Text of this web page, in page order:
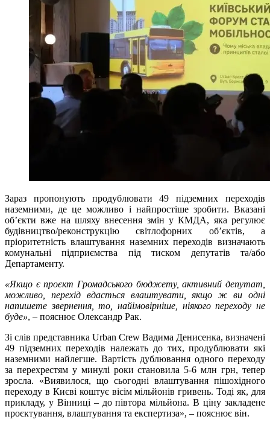
Зараз пропонують продублювати 49 підземних переходів
наземними, де це можливо і найпростіше зробити. Вказані
об’єкти вже на шляху внесення змін у КМДА, яка регулює
будівництво/реконструкцію світлофорних об’єктів, а
пріоритетність влаштування наземних переходів визначають
комунальні підприємства під тиском депутатів та/або
Департаменту.
«Якщо є проєкт Громадського бюджету, активний депутат,
можливо, перехід вдасться влаштувати, якщо ж ви одні
напишете звернення, то, найімовірніше, ніякого переходу не
буде», – пояснює Олександр Рак.
Зі слів представника Urban Crew Вадима Денисенка, визначені
49 підземних переходів належать до тих, продублювати які
наземними найлегше. Вартість дублювання одного переходу
за перехрестям у минулі роки становила 5-6 млн грн, тепер
зросла. «Виявилося, що сьогодні влаштування пішохідного
переходу в Києві коштує вісім мільйонів гривень. Тоді як, для
прикладу, у Вінниці – до півтора мільйона. В ціну закладене
проєктування, влаштування та експертиза», – пояснює він.